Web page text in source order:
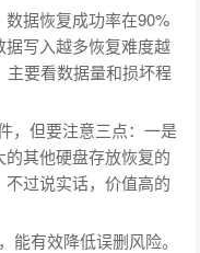
据恢复成功率在90%
写入越多恢复难度越
主要看数据量和损坏程
，但要注意三点：一是
其他硬盘存放恢复的
过说实话，价值高的
有效降低误删风险。